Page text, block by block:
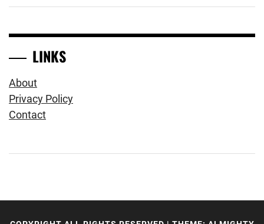
LINKS
About
Privacy Policy
Contact